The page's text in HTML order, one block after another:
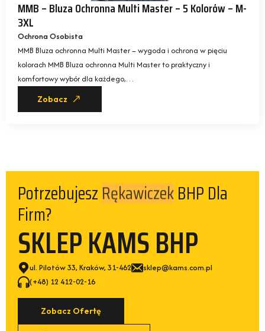
MMB – Bluza Ochronna Multi Master – 5 Kolorów – M-
3XL
Ochrona Osobista
MMB Bluza ochronna Multi Master – wygoda i ochrona w pięciu
kolorach MMB Bluza ochronna Multi Master to praktyczny i
komfortowy wybór dla każdego,…
Zobacz
Potrzebujesz Rękawiczek BHP Dla
Firm?
SKLEP KAMS BHP
ul. Pilotów 33, Kraków, 31-462
sklep@kams.com.pl
(+48) 12 412-02-16
Zobacz Ofertę